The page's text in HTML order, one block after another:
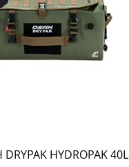
DRYPAK HYDROPAK 40L